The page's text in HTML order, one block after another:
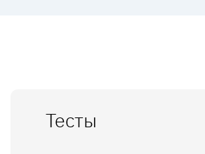
Тесты